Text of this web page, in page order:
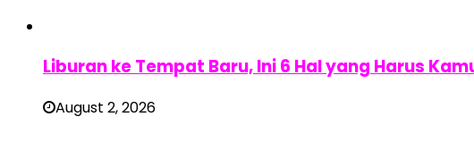
Liburan ke Tempat Baru, Ini 6 Hal yang Harus
August 2, 2026